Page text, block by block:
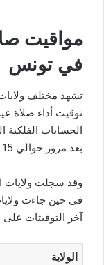
في تونس
تشهد مختلف
الحسابات
بعد مرور حوالي 15 إلى 20 دقيقة من الشروق.
وقد سجلت ولايات
في حين جاءت
آخر التوقيتات
الولاية